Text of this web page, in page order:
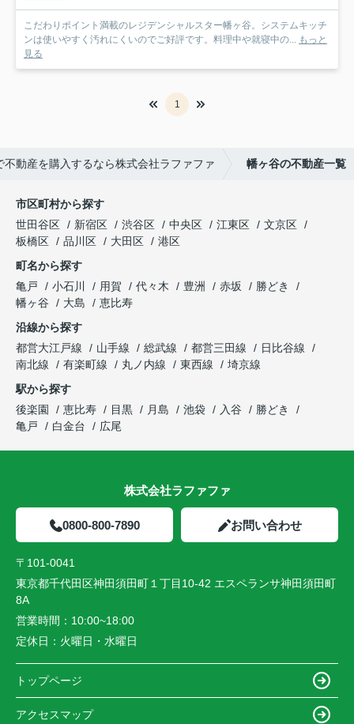
こだわりポイント満載のレジデンシャルスター幡ヶ谷。システムキッチ
ンは使いやすく汚れにくいのでご好評です。料理中や就寝中の... もっと
見る
1
不動産を購入するなら株式会社ラファファ 幡ヶ谷の不動産一覧
市区町村から探す
世田谷区
新宿区 渋谷区 中央区 江東区
文京区
板橋区
品川区 大田区
港区
町名から探す
亀戸
小石川 用賀 代々木 豊洲 赤坂
勝どき
幡ヶ谷
大島
恵比寿
沿線から探す
都営大江戸線
山手線 総武線 都営三田線
日比谷線
南北線
有楽町線 丸ノ内線 東西線
埼京線
駅から探す
後楽園
恵比寿 目黒 月島 池袋 入谷
勝どき
亀戸
白金台 広尾
株式会社ラファファ
0800-800-7890 お問い合わせ
〒101-0041
東京都千代田区神田須田町１丁目10-42 エスペランサ神田須田町
8A
営業時間： 10:00~18:00
定休日： 火曜日・水曜日
トップページ
アクセスマップ